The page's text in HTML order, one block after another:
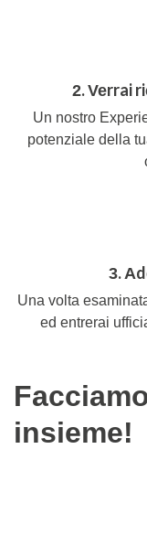
2. Verrai
Un nostro
potenziale della
3.
Una volta
ed entrerai
insieme!